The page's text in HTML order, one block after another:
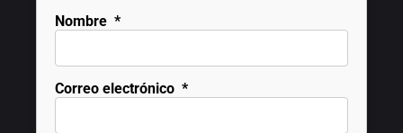
Nombre *
Correo electrónico *